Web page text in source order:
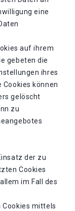
eine
auf ihrem
gebeten die
ihres
können
gelöscht
zu
der zu
Cookies
im Fall des
Cookies mittels